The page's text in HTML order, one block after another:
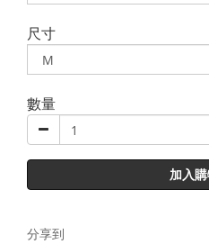
尺寸
數量
加入
分享到